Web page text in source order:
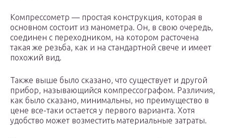
Компрессометр — простая конструкция, которая в
основном состоит из манометра. Он, в свою очередь,
соединен с переходником, на котором расточена
такая же резьба, как и на стандартной свече и имеет
похожий вид.
Также выше было сказано, что существует и другой
прибор, называющийся компрессографом. Различия,
как было сказано, минимальны, но преимущество в
цене все-таки остается у первого варианта. Хотя
удобство может возместить материальные затраты.